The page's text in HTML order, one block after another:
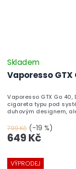
Vaporesso
Skladem
799 Kč (-19 %)
649 Kč
Vaporesso GTX Go
cigareta typu pod
duhovým designem,
spolehlivým výkonem.
cartridge a možnosti
každodenní vapování
VÝPRODEJ